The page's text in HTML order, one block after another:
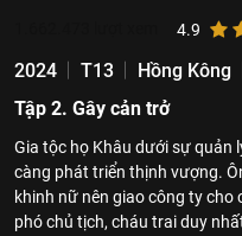
4.9
2024 T13 Hồng Kông
Tập 2. Gây cản trở
Gia tộc họ Khâu dưới sự quản
càng phát triển thịnh vượng.
khinh nữ nên giao công ty
phó chủ tịch, cháu trai duy